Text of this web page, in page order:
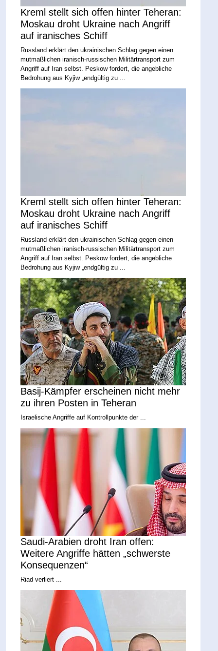
Kreml stellt sich offen hinter Teheran:
Moskau droht Ukraine nach Angriff
auf iranisches Schiff
Russland erklärt den ukrainischen Schlag gegen einen
mutmaßlichen iranisch-russischen Militärtransport zum
Angriff auf Iran selbst. Peskow fordert, die angebliche
Bedrohung aus Kyjiw „endgültig zu ...
Kreml stellt sich offen hinter Teheran:
Moskau droht Ukraine nach Angriff
auf iranisches Schiff
Russland erklärt den ukrainischen Schlag gegen einen
mutmaßlichen iranisch-russischen Militärtransport zum
Angriff auf Iran selbst. Peskow fordert, die angebliche
Bedrohung aus Kyjiw „endgültig zu ...
Basij-Kämpfer erscheinen nicht mehr
zu ihren Posten in Teheran
Israelische Angriffe auf Kontrollpunkte der ...
Saudi-Arabien droht Iran offen:
Weitere Angriffe hätten „schwerste
Konsequenzen“
Riad verliert ...